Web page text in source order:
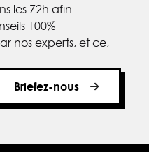
les 72h afin
100%
nos experts, et ce,
Briefez-nous